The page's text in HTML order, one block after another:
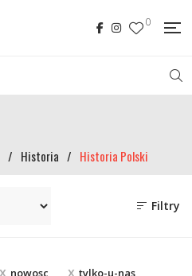
0
/ Historia / Historia Polski
Filtry
nowosc tylko-u-nas